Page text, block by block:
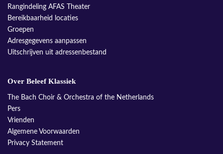
Rangindeling AFAS Theater
Bereikbaarheid locaties
Groepen
Adresgegevens aanpassen
Uitschrijven uit adressenbestand
Over Beleef Klassiek
The Bach Choir & Orchestra of the Netherlands
Pers
Vrienden
Algemene Voorwaarden
Privacy Statement